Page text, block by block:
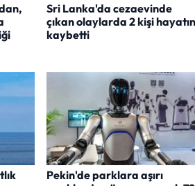
Sri Lanka'da cezaevinde
çıkan olaylarda 2 kişi
kaybetti
Pekin'de parklara aşırı